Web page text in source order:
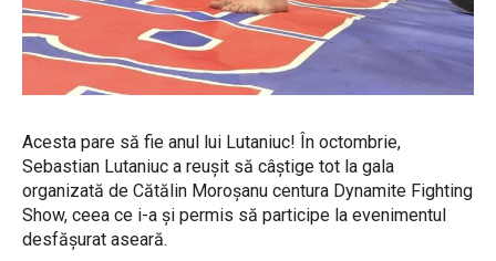
Acesta pare să fie anul lui Lutaniuc! În octombrie,
Sebastian Lutaniuc a reușit să câștige tot la gala
organizată de Cătălin Moroșanu centura Dynamite Fighting
Show, ceea ce i-a și permis să participe la evenimentul
desfășurat aseară.